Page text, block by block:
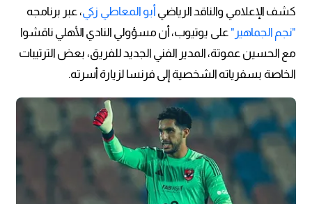
كشف الإعلامي والناقد الرياضيأبو المعاطي زكي، عبر برنامجه
"نجم الجماهير" على يوتيوب، أن مسؤولي النادي الأهلي ناقشوا
مع الحسين عموتة، المدير الفني الجديد للفريق، بعض الترتيبات
الخاصة بسفرياته الشخصية إلى فرنسا لزيارة أسرته.